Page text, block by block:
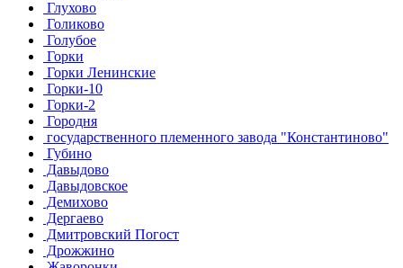
Глухово
Голиково
Голубое
Горки
Горки Ленинские
Горки-10
Горки-2
Городня
государственного племенного завода "Константиново"
Губино
Давыдово
Давыдовское
Демихово
Дергаево
Дмитровский Погост
Дрожжино